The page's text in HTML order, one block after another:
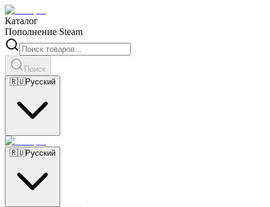
Каталог
Пополнение Steam
Поиск
🇷🇺Русский
🇷🇺Русский